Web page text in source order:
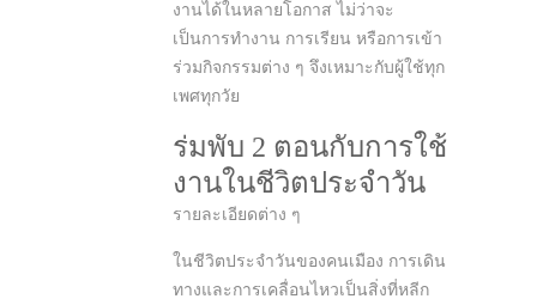
งานได้ในหลายโอกาส ไม่ว่าจะ
เป็นการทำงาน การเรียน หรือการเข้า
ร่วมกิจกรรมต่าง ๆ จึงเหมาะกับผู้ใช้ทุก
เพศทุกวัย
ร่มพับ 2 ตอนกับการใช้
งานในชีวิตประจำวัน
รายละเอียดต่าง ๆ
ในชีวิตประจำวันของคนเมือง การเดิน
ทางและการเคลื่อนไหวเป็นสิ่งที่หลีก